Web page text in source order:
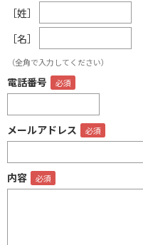
［姓］
［名］
（全角で入力してください）
電話番号
メールアドレス
内容